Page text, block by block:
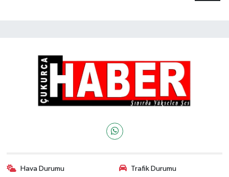
Hava Durumu Trafik Durumu